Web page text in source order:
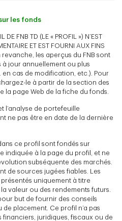
les fonds
DE FNB TD (LE « PROFIL ») N’EST
ET EST FOURNI AUX FINS
revanche, les aperçus du FNB sont
jour annuellement ou plus
cas de modification, etc.). Pour
le à partir de la section des
la page Web de la fiche du fonds.
l’analyse de portefeuille
ne pas être en date de la dernière
ce profil sont fondés sur
indiquée à la page du profil, et ne
subséquente des marchés.
de sources jugées fiables. Les
uniquement à titre
valeur ou des rendements futurs.
but de fournir des conseils
placement. Ce profil n’a pas
juridiques, fiscaux ou de